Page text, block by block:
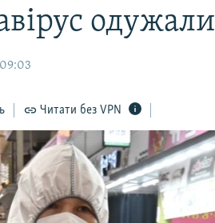
одужали
Читати без VPN